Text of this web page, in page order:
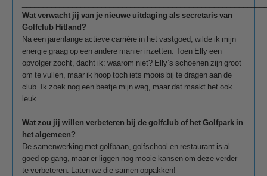
Wat verwacht jij van je nieuwe uitdaging als secretaris van
Golfclub Hitland?
Na een jarenlange actieve carrière in het vastgoed, wilde ik mijn
energie graag op een andere manier inzetten. Toen Elly een
opvolger zocht, dacht ik: waarom niet? Elly’s schoenen zijn groot
om te vullen, maar ik hoop toch iets moois bij te dragen aan de
club. Ik zoek nog een beetje mijn weg, maar dat maakt het ook
leuk.
Wat zou jij willen verbeteren bij de golfclub of het Golfpark in
het algemeen?
De samenwerking met golfbaan, golfschool en restaurant is al
goed op gang, maar er liggen nog mooie kansen om deze verder
te verbeteren. Laten we die samen oppakken!